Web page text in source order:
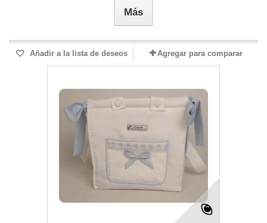
Más
Añadir a la lista de deseos Agregar para comparar